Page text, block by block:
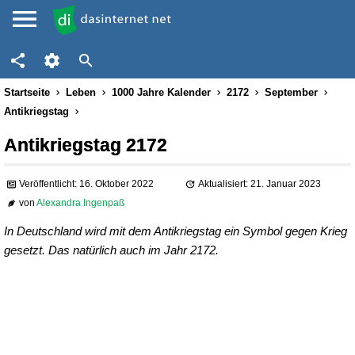
Startseite Leben 1000 Jahre Kalender 2172
September
Antikriegstag
Antikriegstag 2172
Veröffentlicht: 16. Oktober 2022
Aktualisiert: 21. Januar 2023
vonAlexandra Ingenpaß
In Deutschland wird mit dem Antikriegstag ein Symbol gegen Krieg
gesetzt. Das natürlich auch im Jahr 2172.